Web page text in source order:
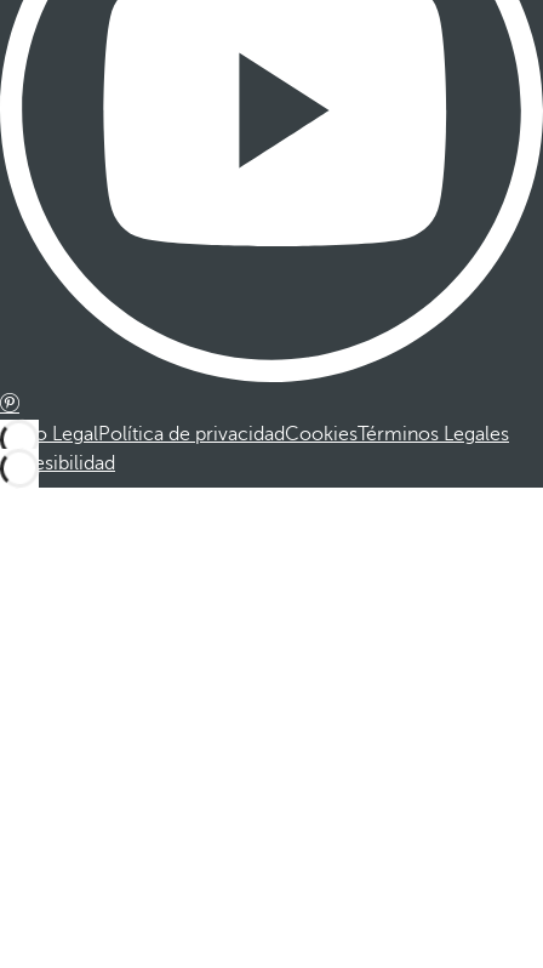
Aviso LegalPolítica de privacidadCookiesTérminos Legales
Accesibilidad